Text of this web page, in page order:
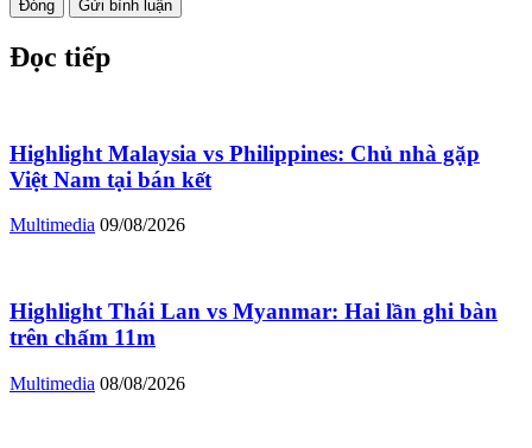
Đóng Gửi bình luận
Đọc tiếp
Highlight Malaysia vs Philippines: Chủ nhà gặp
Việt Nam tại bán kết
Multimedia 09/08/2026
Highlight Thái Lan vs Myanmar: Hai lần ghi bàn
trên chấm 11m
Multimedia 08/08/2026